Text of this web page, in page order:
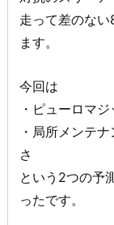
走って差のな
ます。
今回は
・ピューロマ
・局所メンテ
さ
という2つの予
ったです。